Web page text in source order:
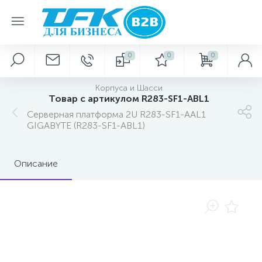
0 0 0
Корпуса и Шасси
Товар с артикулом R283-SF1-ABL1
Серверная платформа 2U R283-SF1-AAL1
GIGABYTE (R283-SF1-ABL1)
Описание